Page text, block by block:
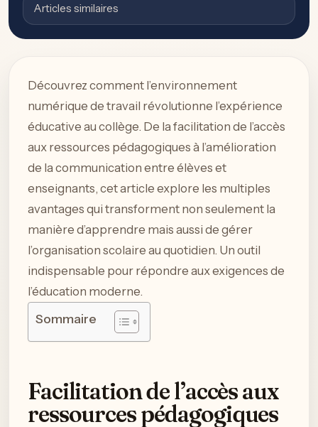
Articles similaires
Découvrez comment l’environnement
numérique de travail révolutionne l’expérience
éducative au collège. De la facilitation de l’accès
aux ressources pédagogiques à l’amélioration
de la communication entre élèves et
enseignants, cet article explore les multiples
avantages qui transforment non seulement la
manière d’apprendre mais aussi de gérer
l’organisation scolaire au quotidien. Un outil
indispensable pour répondre aux exigences de
l’éducation moderne.
Sommaire
Facilitation de l’accès aux
ressources pédagogiques